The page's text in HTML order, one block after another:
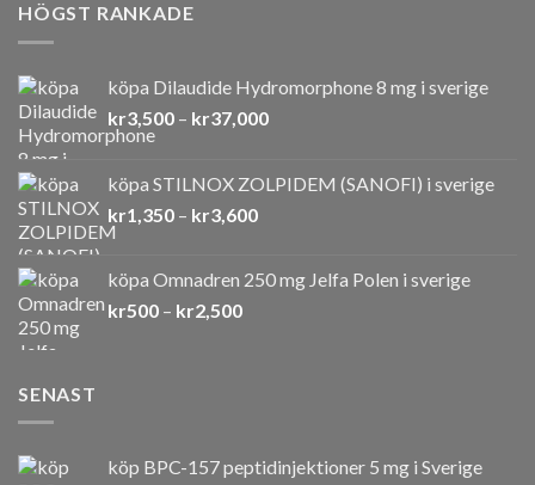
HÖGST RANKADE
köpa Dilaudide Hydromorphone 8 mg i sverige
kr3,500 – kr37,000Prisintervall:
kr37,000
köpa STILNOX ZOLPIDEM (SANOFI) i sverige
kr1,350 – kr3,600Prisintervall:
kr3,600
köpa Omnadren 250 mg Jelfa Polen i sverige
kr500 – kr2,500Prisintervall:
SENAST
köp BPC-157 peptidinjektioner 5 mg i Sverige